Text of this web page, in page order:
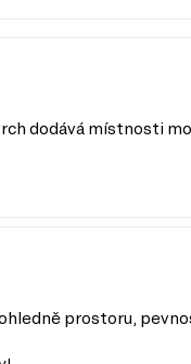
dodává místnosti
prostoru,